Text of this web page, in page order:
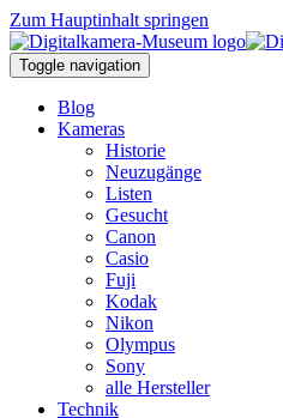
Zum Hauptinhalt springen
Toggle navigation
Blog
Kameras
Historie
Neuzugänge
Listen
Gesucht
Canon
Casio
Fuji
Kodak
Nikon
Olympus
Sony
alle Hersteller
Technik